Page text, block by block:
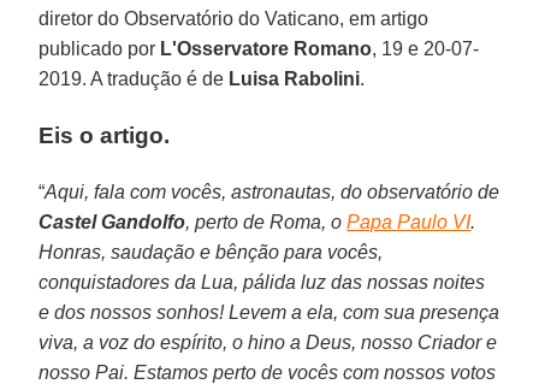
diretor do Observatório do Vaticano, em artigo
publicado por L'Osservatore Romano, 19 e 20-07-
2019. A tradução é de Luisa Rabolini.
Eis o artigo.
“Aqui, fala com vocês, astronautas, do observatório de
Castel Gandolfo, perto de Roma, oPapa Paulo VI.
Honras, saudação e bênção para vocês,
conquistadores da Lua, pálida luz das nossas noites
e dos nossos sonhos! Levem a ela, com sua presença
viva, a voz do espírito, o hino a Deus, nosso Criador e
nosso Pai. Estamos perto de vocês com nossos votos